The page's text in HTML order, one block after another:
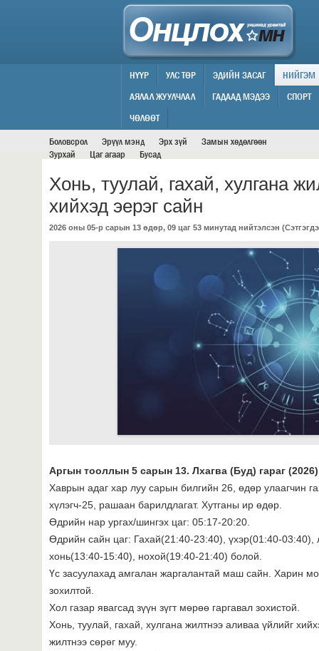
НИЙГЭМ
НҮҮР УЛС ТӨР ЭДИЙН ЗАСАГ
НИЙГЭМ
АЯЛАЛ ЖУУЛЧЛАЛ
ГАДААД МЭДЭЭ
СПОРТ
ЧӨЛӨӨТ
Боловсрол
Эрүүл мэнд Эрх зүй
Замын хөдөлгөөн
Зурхай
Цаг агаар Бусад
Хонь, туулай, гахай, хулгана
хийхэд эерэг сайн
2026 оны 05-р сарын 13 өдөр, 09 цаг 53 минутад нийтэлсэн (
Аргын тооллын 5 сарын 13. Лхагва (Буд) гараг (2026)
Хаврын адаг хар луу сарын билгийн 26, өдөр улаагчин
хүлэгч-25, рашаан барилдлагат. Хутганы ир өдөр.
Өдрийн нар ургах/шингэх цаг: 05:17-20:20.
Өдрийн сайн цаг: Гахай(21:40-23:40), үхэр(01:40-
хонь(13:40-15:40), нохой(19:40-21:40) болой.
Үс засуулахад амгалан жаргалантай маш сайн. Харин
зохилтой.
Хол газар явагсад зүүн зүгт мөрөө гаргавал зохистой.
Хонь, туулай, гахай, хулгана жилтнээ аливаа үйлийг
жилтнээ сөрөг муу.